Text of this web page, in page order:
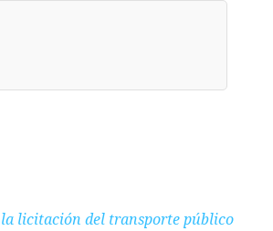
licitación del transporte público